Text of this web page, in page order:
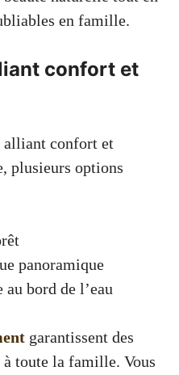
en famille.
confort et
alliant confort et
plusieurs options
panoramique
bord de l’eau
garantissent des
à toute la famille. Vous